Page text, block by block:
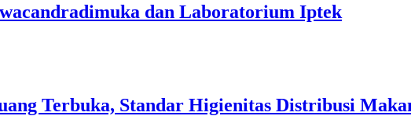
dan Laboratorium Iptek‎
Terbuka, Standar Higienitas Distribusi